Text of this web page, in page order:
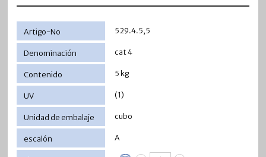
529.4.5,5
cat 4
5 kg
(1)
cubo
A